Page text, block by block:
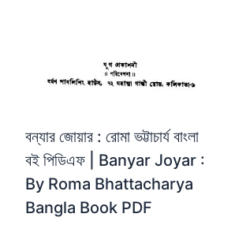
বন্যার জোয়ার : রোমা ভট্টাচার্য বাংলা
বই পিডিএফ | Banyar Joyar :
By Roma Bhattacharya
Bangla Book PDF